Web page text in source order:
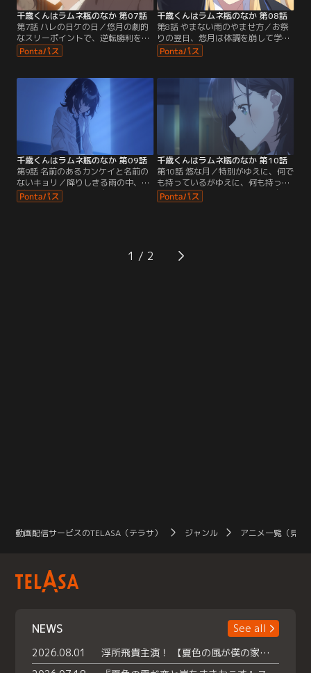
千歳くんはラムネ瓶のなか 第07話
第7話 ハレの日ケの日／悠月の劇的
なスリーポイントで、逆転勝利を収
めた試合の後。8番ラーメンに来て
いた朔、陽、悠月の3人は、悠月の
意見をかわしていた。隠されていた
場所や学校の内情に通じていそうな
気配から、朔は、藤志高校内部の人
間が犯人ではないかと推測を立てる
が、まだまだ情報が足りない。
千歳くんはラムネ瓶のなか 第08話
第8話 やまない雨のやませ方／お祭
りの翌日、悠月は体調を崩して学校
を休んでしまう。柳下に見せた怯え
るような様子を思い出し、彼女の状
朝、悠月は学校で元気な姿を見せて
いた。まずは一安心……と安堵した
のも束の間、なずなが悠月の机にぶ
つかった拍子に、机の中から身に覚
えのない写真が落ちて散らばる。
千歳くんはラムネ瓶のなか 第09話
第9話 名前のあるカンケイと名前の
ないキョリ／降りしきる雨の中、ず
ぶ濡れの悠月を連れて自宅に戻って
きた朔。「七瀬悠月はその程度の女
に強く迫る。はっぱをかけられてな
んとか持ち直した悠月は、今もなお
千歳くんはラムネ瓶のなか 第10話
第10話 悠な月／特別がゆえに、何で
も持っているがゆえに、何も持って
いない。そんなふうにかつての自分
を振り返る悠月は、朔と過ごすうち
だ帰り道。図ったように待ち構えて
いた柳下に対して、悠月は毅然とし
1
動画配信サービスのTELASA（テラサ） ジャンル アニメ一覧（見放
NEWS
See all
2026.08.01
浮所飛貴主演！ 【夏色の風が僕の家にやってきた】 本日よりテラサで独占配信スタート！